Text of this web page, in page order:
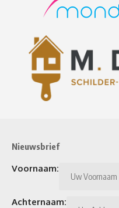
Nieuwsbrief
Voornaam:
Achternaam: